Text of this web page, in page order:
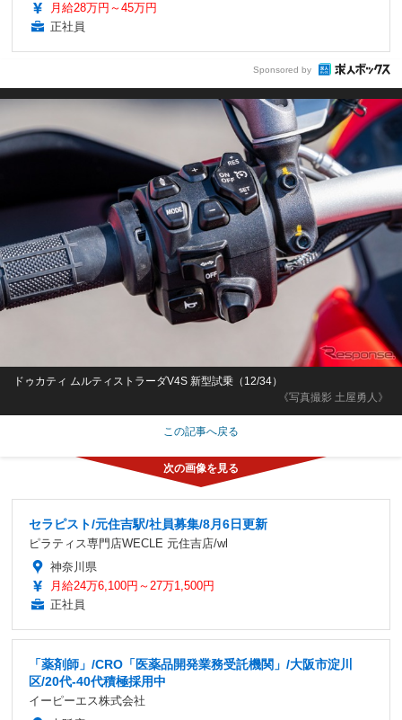
月給28万円～45万円
正社員
Sponsored by
《写真撮影 土屋勇人》
ドゥカティ ムルティストラーダV4S 新型試乗（12/34）
この記事へ戻る
セラピスト/元住吉駅/社員募集/8月6日更新
ピラティス専門店WECLE 元住吉店/wl
神奈川県
月給24万6,100円～27万1,500円
正社員
「薬剤師」/CRO「医薬品開発業務受託機関」/大阪市淀川
区/20代-40代積極採用中
イーピーエス株式会社